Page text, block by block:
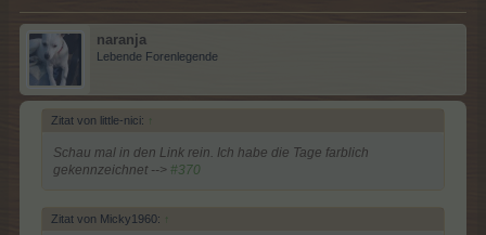
naranja
Lebende Forenlegende
Zitat von little-nici: ↑
Schau mal in den Link rein. Ich habe die Tage farblich
gekennzeichnet --> #370
Zitat von Micky1960: ↑